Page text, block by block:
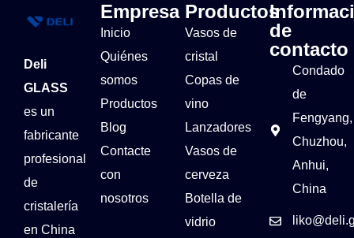
Deli
GLASS
es un
fabricante
profesional
de
cristalería
en China
Empresa
Inicio
Quiénes
somos
Productos
Blog
Contacte
con
nosotros
Productos
Vasos de
cristal
Copas de
vino
Lanzadores
Vasos de
cerveza
Botella de
vidrio
de
contacto
Condado
de
Fengyang,
Chuzhou,
Anhui,
China